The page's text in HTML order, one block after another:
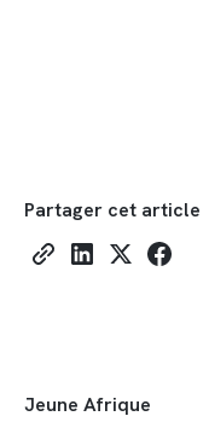
Partager cet article
Jeune Afrique